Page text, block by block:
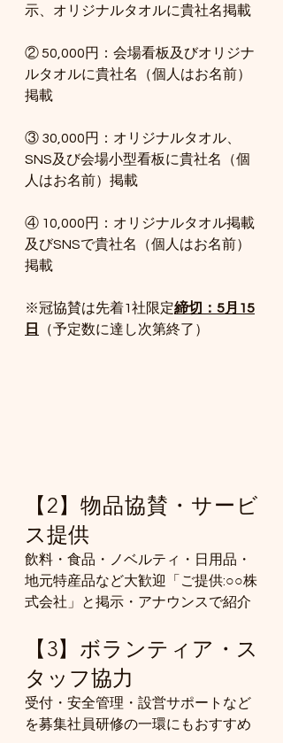
示、オリジナルタオルに貴社名掲載
② 50,000円：会場看板及びオリジナ
ルタオルに貴社名（個人はお名前）
掲載
③ 30,000円：オリジナルタオル、
SNS及び会場小型看板に貴社名（個
人はお名前）掲載
④ 10,000円：オリジナルタオル掲載
及びSNSで貴社名（個人はお名前）
掲載
※冠協賛は先着1社限定​​締切：5月15
日
（予定数に達し次第終了）
【2】物品協賛・サービ
ス提供
飲料・食品・ノベルティ・日用品・
地元特産品など大歓迎​「ご提供:○○株
式会社」と掲示・アナウンスで紹介
【3】ボランティア・ス
タッフ協力
受付・安全管理・設営サポートなど
を募集​​社員研修の一環にもおすすめ